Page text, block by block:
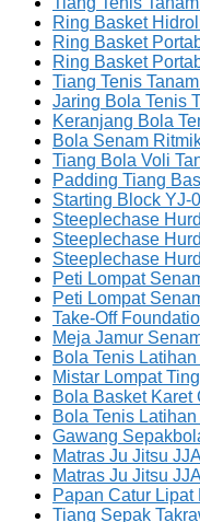
Ring Basket
Ring Basket
Ring Basket
Tiang Tenis
Jaring Bola Tenis
Keranjang Bola
Bola Senam
Tiang Bola Voli
Padding Tiang
Starting Block YJ-
Steeplechase
Steeplechase
Steeplechase
Peti Lompat
Peti Lompat
Take-Off
Meja Jamur
Bola Tenis
Mistar Lompat
Bola Basket Karet
Bola Tenis
Gawang
Matras Ju Jitsu
Matras Ju Jitsu
Papan Catur
Tiang Sepak